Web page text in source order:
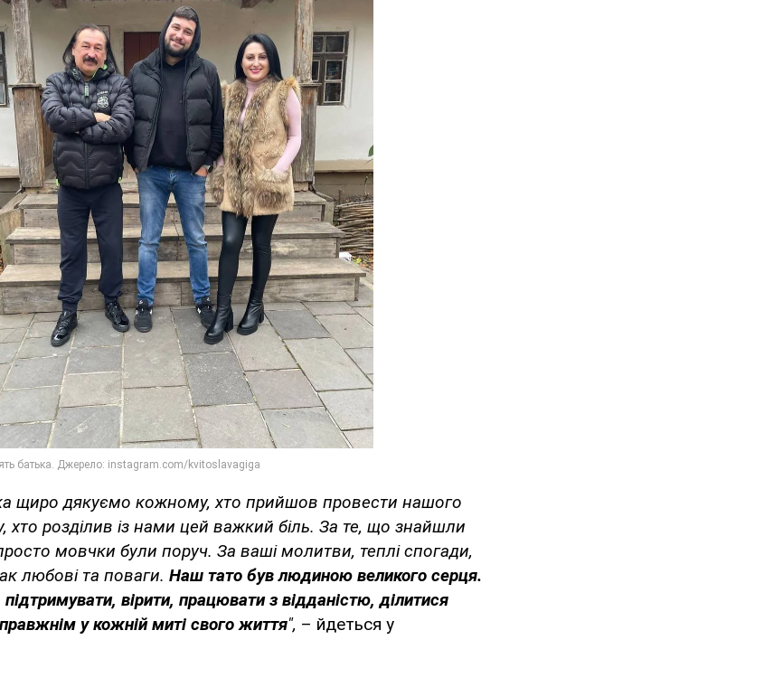
щиро дякуємо кожному, хто прийшов провести нашого
хто розділив із нами цей важкий біль. За те, що знайшли
мовчки були поруч. За ваші молитви, теплі спогади,
любові та поваги. Наш тато був людиною великого серця.
вірити, працювати з відданістю, ділитися
у кожній миті свого життя", – йдеться у